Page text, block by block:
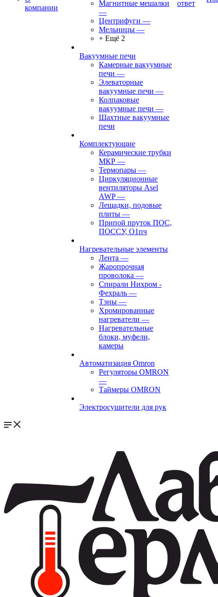
компании
Магнитные мешалки
—
Центрифуги —
Мельницы —
+ Ещё 2
Вакуумные печи
Камерные вакуумные
печи —
Элеваторные
вакуумные печи —
Колпаковые
вакуумные печи —
Шахтные вакуумные
печи
Комплектующие
Керамические трубки
МКР —
Термопары —
Циркуляционные
вентиляторы Asel
AWP—
Лещадки, подовые
плиты —
Припой пруток ПОС,
ПОССУ, О1пч
Нагревательные элементы
Лента —
Жаропрочная
проволока —
Спирали Нихром -
Фехраль —
Тэны —
Хромированные
нагреватели —
Нагревательные
блоки, муфели,
камеры
Автоматизация Omron
Регуляторы OMRON
—
Таймеры OMRON
Электросушители для рук
ответ